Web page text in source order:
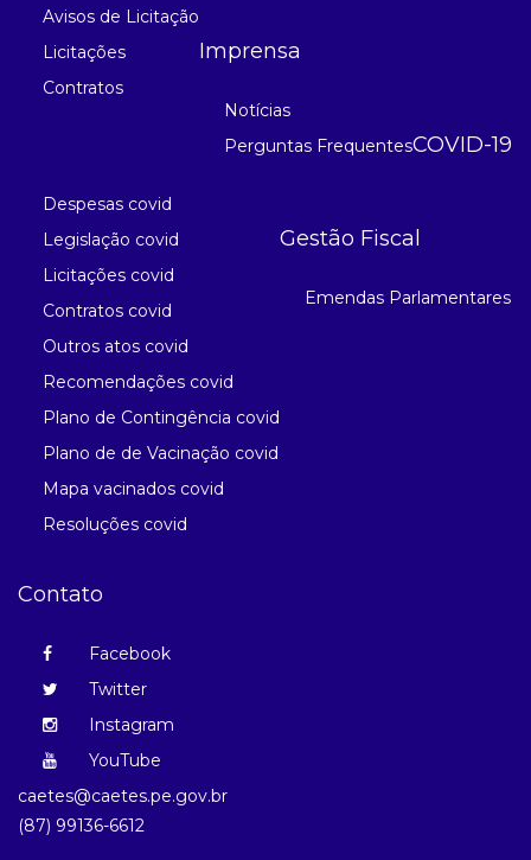
Avisos de Licitação
Licitações
Contratos
Imprensa
Notícias
Perguntas FrequentesCOVID-19
Despesas covid
Legislação covid
Licitações covid
Contratos covid
Outros atos covid
Recomendações covid
Plano de Contingência covid
Plano de de Vacinação covid
Mapa vacinados covid
Resoluções covid
Gestão Fiscal
Emendas Parlamentares
Contato
Facebook
Twitter
Instagram
YouTube
caetes@caetes.pe.gov.br
(87) 99136-6612